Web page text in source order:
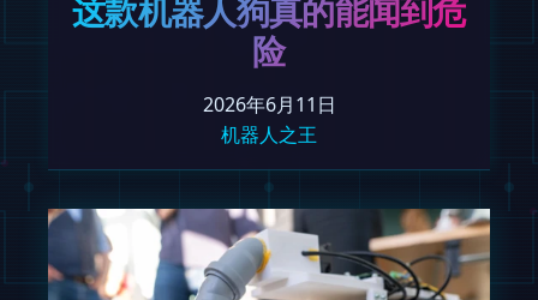
这款机器人狗真的能闻到危
险
2026年6月11日
机器人之王